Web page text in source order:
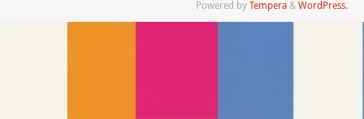
Powered byTempera&WordPress.